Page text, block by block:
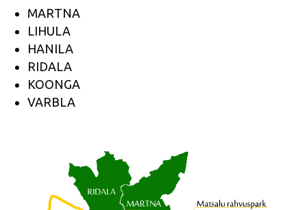
MARTNA
LIHULA
HANILA
RIDALA
KOONGA
VARBLA